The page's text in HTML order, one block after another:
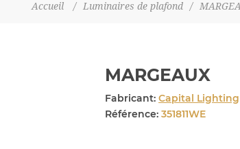
Accueil / Luminaires de plafond /
MARGEAUX
Fabricant: Capital Lighting
Référence: 351811WE